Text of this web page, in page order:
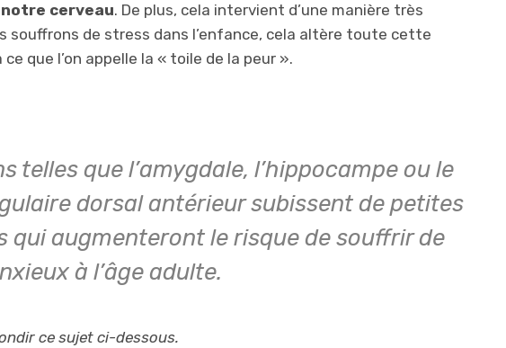
cerveau. De plus, cela intervient d’une manière très
souffrons de stress dans l’enfance, cela altère toute cette
que l’on appelle la « toile de la peur ».
telles que l’amygdale, l’hippocampe ou le
dorsal antérieur subissent de petites
qui augmenteront le risque de souffrir de
à l’âge adulte.
ce sujet ci-dessous.